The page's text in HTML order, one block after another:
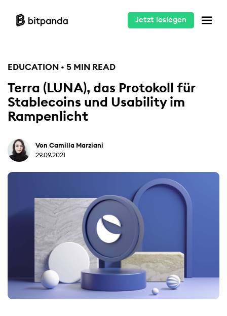
Jetzt loslegen
EDUCATION • 5 MIN READ
Terra (LUNA), das Protokoll für
Stablecoins und Usability im
Rampenlicht
Von Camilla Marziani
29.09.2021